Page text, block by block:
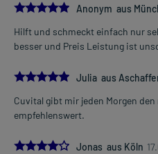
5.0Anonym aus
Hilft und schmeckt einfach nur
besser und Preis Leistung ist
5.0
Julia aus
Cuvital gibt mir jeden Morgen
empfehlenswert.
4.0
Jonas aus Köln